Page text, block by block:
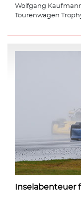
Wolfgang
Tourenwagen
Inselabenteuer